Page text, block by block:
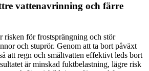
vattenavrinning och färre
risken för frostsprängning och stör
och stuprör. Genom att ta bort påväxt
att regn och smältvatten effektivt leds bort
är minskad fuktbelastning, lägre risk